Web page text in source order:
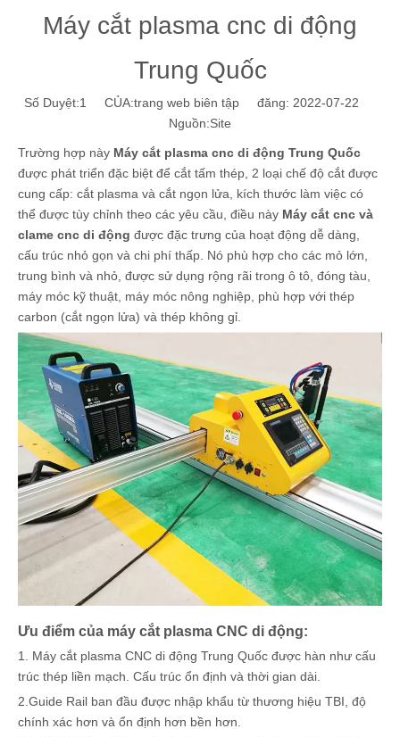
Máy cắt plasma cnc di động
Trung Quốc
Số Duyệt:1
CỦA:trang web biên tập đăng: 2022-07-22
Nguồn:Site
Trường hợp này Máy cắt plasma cnc di động Trung Quốc
được phát triển đặc biệt để cắt tấm thép, 2 loại chế độ cắt được
cung cấp: cắt plasma và cắt ngọn lửa, kích thước làm việc có
thể được tùy chỉnh theo các yêu cầu, điều này Máy cắt cnc và
clame cnc di động được đặc trưng của hoạt động dễ dàng,
cấu trúc nhỏ gọn và chi phí thấp. Nó phù hợp cho các mỏ lớn,
trung bình và nhỏ, được sử dụng rộng rãi trong ô tô, đóng tàu,
máy móc kỹ thuật, máy móc nông nghiệp, phù hợp với thép
carbon (cắt ngọn lửa) và thép không gỉ.
Ưu điểm của máy cắt plasma CNC di động:
1. Máy cắt plasma CNC di động Trung Quốc được hàn như cấu
trúc thép liền mạch. Cấu trúc ổn định và thời gian dài.
2.Guide Rail ban đầu được nhập khẩu từ thương hiệu TBI, độ
chính xác hơn và ổn định hơn bền hơn.